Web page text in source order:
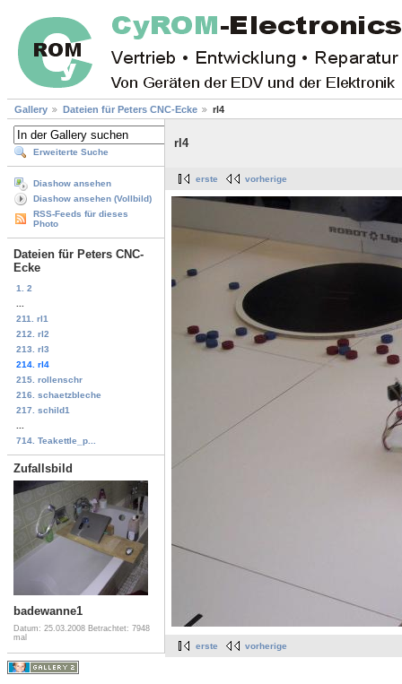
Gallery Dateien für Peters CNC-Ecke rl4
Erweiterte Suche
Diashow ansehen
Diashow ansehen (Vollbild)
RSS-Feeds für dieses
Photo
Dateien für Peters CNC-
Ecke
1. 2
211. rl1
212. rl2
213. rl3
214. rl4
215. rollenschr
216. schaetzbleche
217. schild1
714. Teakettle_p...
Zufallsbild
badewanne1
Datum: 25.03.2008 Betrachtet: 7948
mal
rl4
erste vorherige
erste vorherige